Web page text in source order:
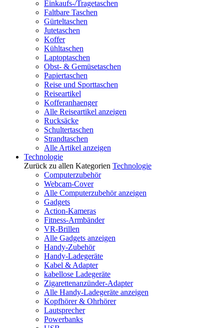
Einkaufs-/Tragetaschen
Faltbare Taschen
Gürteltaschen
Jutetaschen
Koffer
Kühltaschen
Laptoptaschen
Obst- & Gemüsetaschen
Papiertaschen
Reise und Sporttaschen
Reiseartikel
Kofferanhaenger
Alle Reiseartikel anzeigen
Rucksäcke
Schultertaschen
Strandtaschen
Alle Artikel anzeigen
Technologie
Zurück zu allen Kategorien Technologie
Computerzubehör
Webcam-Cover
Alle Computerzubehör anzeigen
Gadgets
Action-Kameras
Fitness-Armbänder
VR-Brillen
Alle Gadgets anzeigen
Handy-Zubehör
Handy-Ladegeräte
Kabel & Adapter
kabellose Ladegeräte
Zigarettenanzünder-Adapter
Alle Handy-Ladegeräte anzeigen
Kopfhörer & Ohrhörer
Lautsprecher
Powerbanks